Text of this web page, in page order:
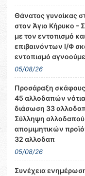
Θάνατος γυναίκας
στον Άγιο Κήρυκο –
με τον εντοπισμό
επιβαινόντων Ι/Φ
εντοπισμό
05/08/26
Προσάραξη σκάφους
45 αλλοδαπών νότια
διάσωση 33
Σύλληψη αλλοδαπού
απομιμητικών
32 αλλοδαπ
05/08/26
Συνέχεια